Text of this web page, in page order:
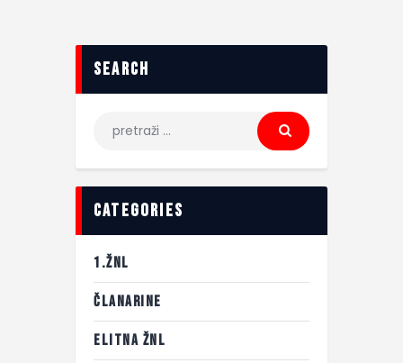
search
categories
1.ŽNL
ČLANARINE
ELITNA ŽNL